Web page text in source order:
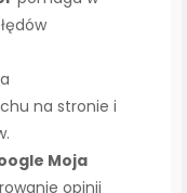
na stronie i
Moja
opinii